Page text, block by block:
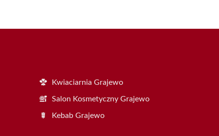
Kwiaciarnia Grajewo
Salon Kosmetyczny Grajewo
Kebab Grajewo